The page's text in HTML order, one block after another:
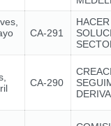
CA-291
CA-290